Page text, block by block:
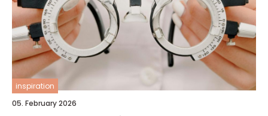
inspiration
05. February 2026